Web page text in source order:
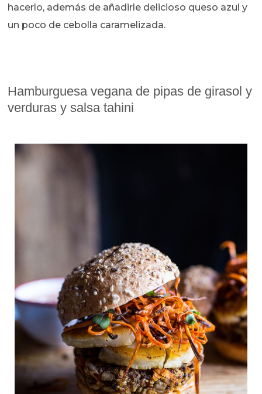
hacerlo, además de añadirle delicioso queso azul y
un poco de cebolla caramelizada.
Hamburguesa vegana de pipas de girasol y
verduras y salsa tahini